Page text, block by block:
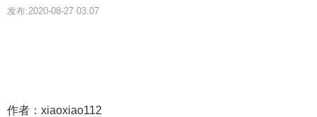
发布:2020-08-27 03:07
作者：xiaoxiao112